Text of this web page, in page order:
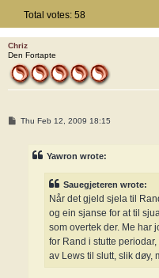
Total votes: 58
Chriz
Den Fortapte
PThu Feb 12, 2009 18:15
Yawron wrote:
Sauegjeteren wrote:
Når det gjeld sjela til
og ein sjanse for at til
som overtek der. Me har
for Rand i stutte
av Lews til slutt, slik døy,